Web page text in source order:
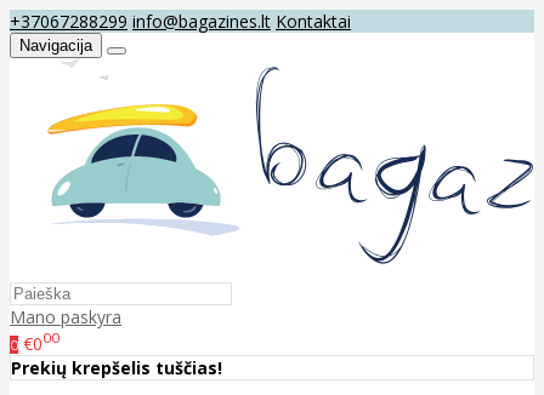
+37067288299 info@bagazines.lt Kontaktai
Navigacija
Mano paskyra
0 €000
Prekių krepšelis tuščias!